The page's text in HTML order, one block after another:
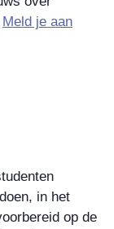
Meld je aan
in het
op de